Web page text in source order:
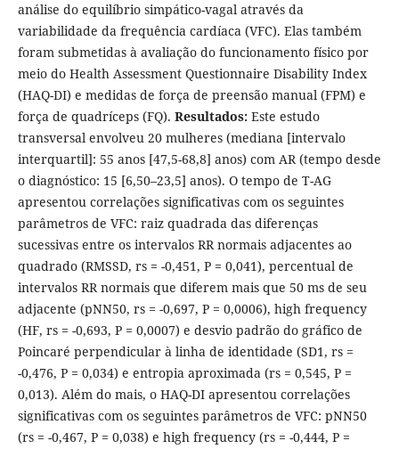
análise do equilíbrio simpático-vagal através da
variabilidade da frequência cardíaca (VFC). Elas também
foram submetidas à avaliação do funcionamento físico por
meio do Health Assessment Questionnaire Disability Index
(HAQ-DI) e medidas de força de preensão manual (FPM) e
força de quadríceps (FQ). Resultados: Este estudo
transversal envolveu 20 mulheres (mediana [intervalo
interquartil]: 55 anos [47,5-68,8] anos) com AR (tempo desde
o diagnóstico: 15 [6,50–23,5] anos). O tempo de T-AG
apresentou correlações significativas com os seguintes
parâmetros de VFC: raiz quadrada das diferenças
sucessivas entre os intervalos RR normais adjacentes ao
quadrado (RMSSD, rs = -0,451, P = 0,041), percentual de
intervalos RR normais que diferem mais que 50 ms de seu
adjacente (pNN50, rs = -0,697, P = 0,0006), high frequency
(HF, rs = -0,693, P = 0,0007) e desvio padrão do gráfico de
Poincaré perpendicular à linha de identidade (SD1, rs =
-0,476, P = 0,034) e entropia aproximada (rs = 0,545, P =
0,013). Além do mais, o HAQ-DI apresentou correlações
significativas com os seguintes parâmetros de VFC: pNN50
(rs = -0,467, P = 0,038) e high frequency (rs = -0,444, P =